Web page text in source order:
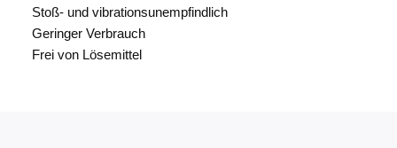
Stoß- und vibrationsunempfindlich
Geringer Verbrauch
Frei von Lösemittel